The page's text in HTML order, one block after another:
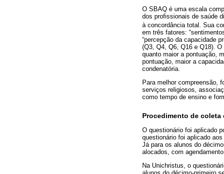
O SBAQ é uma escala
dos profissionais de saúde
à concordância total. Sua
em três fatores:
“percepção da capacidade
(Q3, Q4, Q6, Q16 e Q18).
quanto maior a pontuação,
pontuação, maior a
condenatória.
Para melhor compreensão,
serviços religiosos,
como tempo de ensino e
Procedimento de coleta
O questionário foi aplicado
questionário foi aplicado
Já para os alunos do
alocados, com
Na Unichristus, o